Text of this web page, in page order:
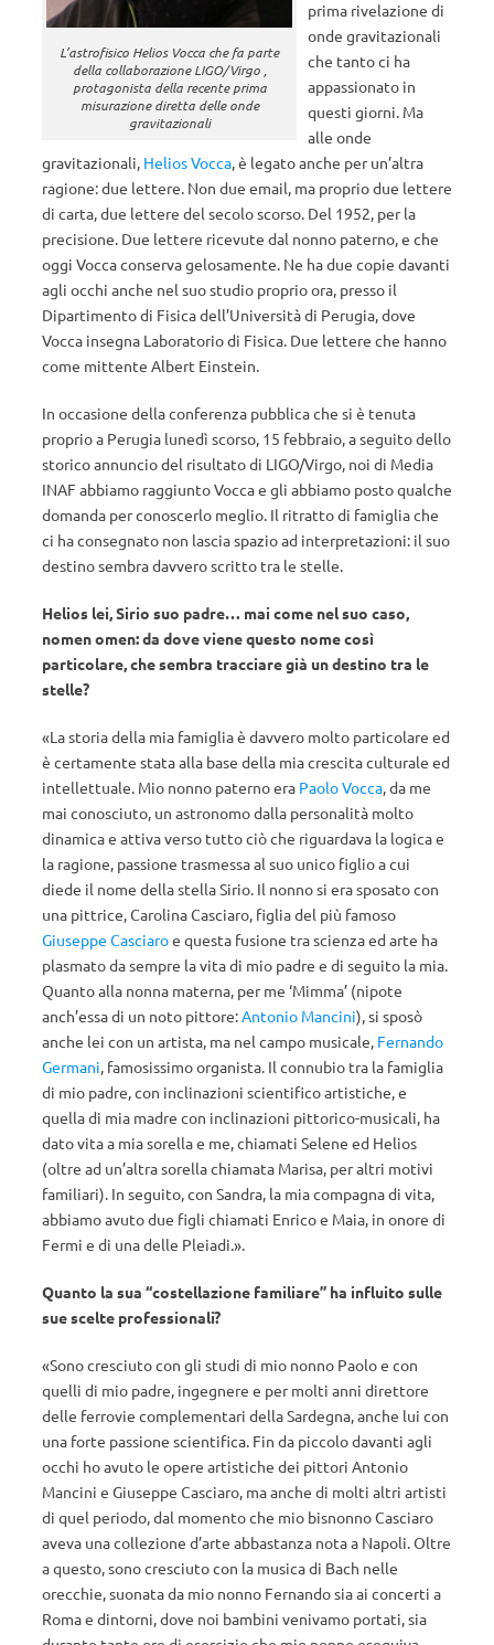
L’astrofisico Helios Vocca che fa parte
della collaborazione LIGO/Virgo ,
protagonista della recente prima
misurazione diretta delle onde
gravitazionali
prima rivelazione di
onde gravitazionali
che tanto ci ha
appassionato in
questi giorni. Ma
alle onde
gravitazionali, Helios Vocca, è legato anche per un’altra
ragione: due lettere. Non due email, ma proprio due lettere
di carta, due lettere del secolo scorso. Del 1952, per la
precisione. Due lettere ricevute dal nonno paterno, e che
oggi Vocca conserva gelosamente. Ne ha due copie davanti
agli occhi anche nel suo studio proprio ora, presso il
Dipartimento di Fisica dell’Università di Perugia, dove
Vocca insegna Laboratorio di Fisica. Due lettere che hanno
come mittente Albert Einstein.
In occasione della conferenza pubblica che si è tenuta
proprio a Perugia lunedì scorso, 15 febbraio, a seguito dello
storico annuncio del risultato di LIGO/Virgo, noi di Media
INAF abbiamo raggiunto Vocca e gli abbiamo posto qualche
domanda per conoscerlo meglio. Il ritratto di famiglia che
ci ha consegnato non lascia spazio ad interpretazioni: il suo
destino sembra davvero scritto tra le stelle.
Helios lei, Sirio suo padre… mai come nel suo caso,
nomen omen: da dove viene questo nome così
particolare, che sembra tracciare già un destino tra le
stelle?
«La storia della mia famiglia è davvero molto particolare ed
è certamente stata alla base della mia crescita culturale ed
intellettuale. Mio nonno paterno era Paolo Vocca, da me
mai conosciuto, un astronomo dalla personalità molto
dinamica e attiva verso tutto ciò che riguardava la logica e
la ragione, passione trasmessa al suo unico figlio a cui
diede il nome della stella Sirio. Il nonno si era sposato con
una pittrice, Carolina Casciaro, figlia del più famoso
Giuseppe Casciaroe questa fusione tra scienza ed arte ha
plasmato da sempre la vita di mio padre e di seguito la mia.
Quanto alla nonna materna, per me ‘Mimma’ (nipote
anch’essa di un noto pittore:Antonio Mancini), si sposò
anche lei con un artista, ma nel campo musicale, Fernando
Germani, famosissimo organista. Il connubio tra la famiglia
di mio padre, con inclinazioni scientifico artistiche, e
quella di mia madre con inclinazioni pittorico-musicali, ha
dato vita a mia sorella e me, chiamati Selene ed Helios
(oltre ad un’altra sorella chiamata Marisa, per altri motivi
familiari). In seguito, con Sandra, la mia compagna di vita,
abbiamo avuto due figli chiamati Enrico e Maia, in onore di
Fermi e di una delle Pleiadi.».
Quanto la sua “costellazione familiare” ha influito sulle
sue scelte professionali?
«Sono cresciuto con gli studi di mio nonno Paolo e con
quelli di mio padre, ingegnere e per molti anni direttore
delle ferrovie complementari della Sardegna, anche lui con
una forte passione scientifica. Fin da piccolo davanti agli
occhi ho avuto le opere artistiche dei pittori Antonio
Mancini e Giuseppe Casciaro, ma anche di molti altri artisti
di quel periodo, dal momento che mio bisnonno Casciaro
aveva una collezione d’arte abbastanza nota a Napoli. Oltre
a questo, sono cresciuto con la musica di Bach nelle
orecchie, suonata da mio nonno Fernando sia ai concerti a
Roma e dintorni, dove noi bambini venivamo portati, sia